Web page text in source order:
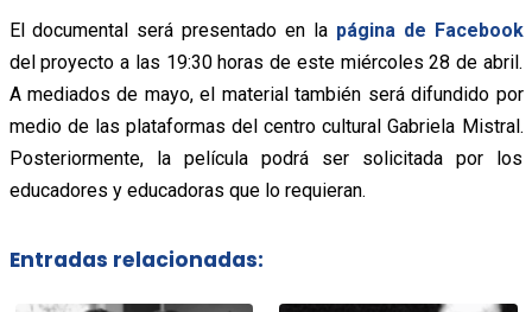
El documental será presentado en lapágina de Facebook
del proyecto a las 19:30 horas de este miércoles 28 de abril.
A mediados de mayo, el material también será difundido por
medio de las plataformas del centro cultural Gabriela Mistral.
Posteriormente, la película podrá ser solicitada por los
educadores y educadoras que lo requieran.
Entradas relacionadas: